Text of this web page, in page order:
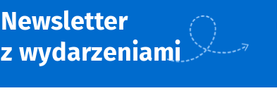
Newsletter
z wydarzeniami